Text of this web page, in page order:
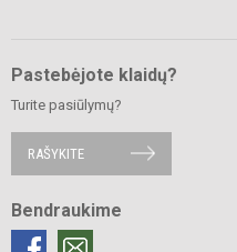
Pastebėjote klaidų?
Turite pasiūlymų?
RAŠYKITE
Bendraukime